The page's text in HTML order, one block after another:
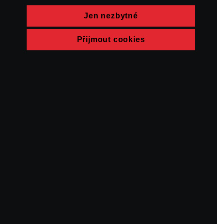
Jen nezbytné
Přijmout cookies